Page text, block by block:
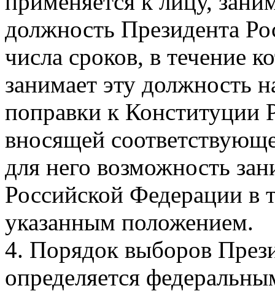
должность Президента
числа сроков, в течение
занимает эту должность
поправки к Конституции
вносящей
для него возможность
Российской Федерации в
указанным положением.
4. Порядок выборов
определяется